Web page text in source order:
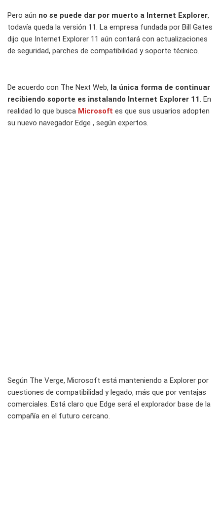
Pero aún no se puede dar por muerto a Internet Explorer,
todavía queda la versión 11. La empresa fundada por Bill Gates
dijo que Internet Explorer 11 aún contará con actualizaciones
de seguridad, parches de compatibilidad y soporte técnico.
De acuerdo con The Next Web, la única forma de continuar
recibiendo soporte es instalando Internet Explorer 11. En
realidad lo que busca Microsoft es que sus usuarios adopten
su nuevo navegador Edge , según expertos.
Según The Verge, Microsoft está manteniendo a Explorer por
cuestiones de compatibilidad y legado, más que por ventajas
comerciales. Está claro que Edge será el explorador base de la
compañía en el futuro cercano.